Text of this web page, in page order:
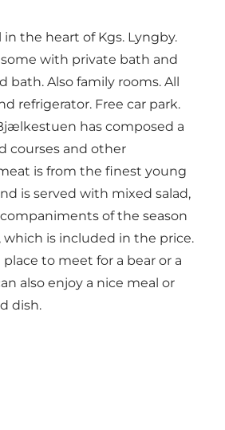
the heart of Kgs. Lyngby.
with private bath and
bath. Also family rooms. All
refrigerator. Free car park.
has composed a
courses and other
is from the finest young
is served with mixed salad,
of the season
which is included in the price.
to meet for a bear or a
also enjoy a nice meal or
dish.